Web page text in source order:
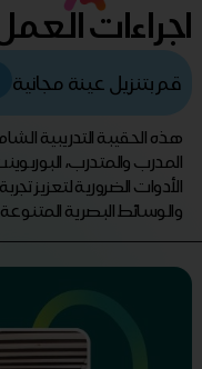
اجراءات
قم بتنزيل عينة مجانية
هذه الحقيبة التدريبية
المدرب والمتدرب،
الأدوات الضرورية لتعزيز
والوسائط البصرية